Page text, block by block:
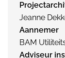
Jeanne
Aannemer
BAM
Adviseur